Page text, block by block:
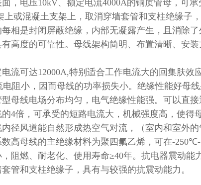
，电压10kV、额定电流4000A的铜质管母，可承
或混凝土支架上，取消穿墙套管和支柱绝缘子
相是封闭屏蔽绝缘，内部无凝露产生，且消除
高度的可靠性。母线架构简明、布置清晰、安装
流可达12000A,特别适合工作电流大的回集肤效
电阻小，因而母线的功率损失小。绝缘性能好母
母线电场分布均匀，电气绝缘性能强。可以直
4倍，可承受的短路电流大，机械强度高，使得
径风道能自然形成热空气对流，（室内和室外
高母线的主绝缘材料为聚四氟乙烯，可在-
阻燃、耐老化、使用寿命≥40年。抗电器震动能
管和支柱绝缘子，具有与较强的抗震动能力。